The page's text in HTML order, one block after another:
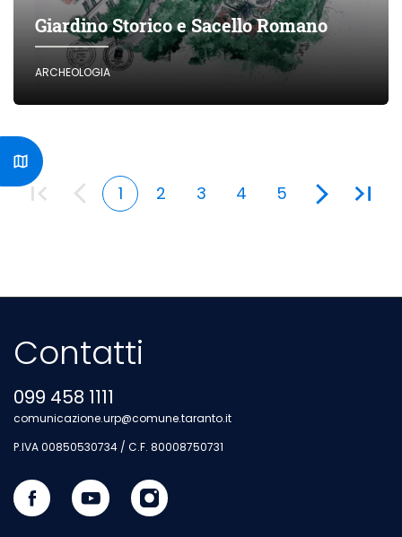
Giardino Storico e Sacello Romano
ARCHEOLOGIA
1 2 3 4 5
Contatti
099 458 1111
comunicazione.urp@comune.taranto.it
P.IVA 00850530734 / C.F. 80008750731
Seguici su Facebook
Sito esterno - Apertura in nuova scheda
Visita il nostro canale Youtube
Sito esterno - Apertura in nuova scheda
Seguici su Instagram
Sito esterno - Apertura in nuova